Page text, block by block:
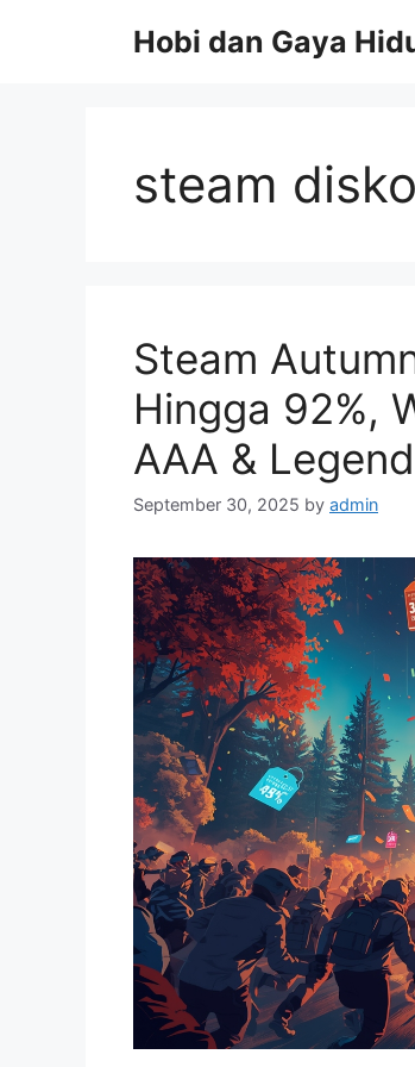
Hobi dan Gaya
steam
Steam
Hingga 92%,
AAA &
September 30, 2025 by admin